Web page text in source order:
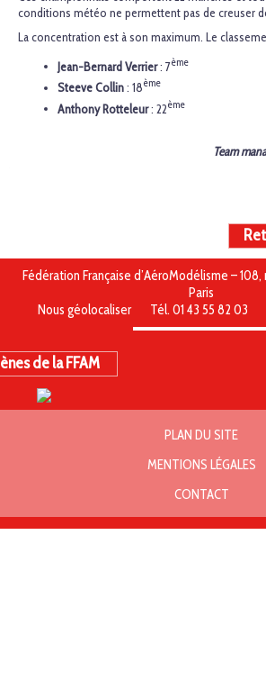
conditions météo ne permettent pas de creuser
La concentration est à son maximum. Le
Jean-Bernard Verrier: 7ème
Steeve Collin: 18ème
Anthony Rotteleur: 22ème
Team
Fédération Française d’AéroModélisme – 108,
Paris
Nous géolocaliser
Tél. 01 43 55 82 03
de la FFAM
PLAN DU SITE
MENTIONS LÉGALES
CONTACT